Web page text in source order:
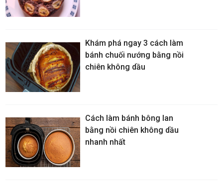
Khám phá ngay 3 cách làm
bánh chuối nướng bằng nồi
chiên không dầu
Cách làm bánh bông lan
bằng nồi chiên không dầu
nhanh nhất